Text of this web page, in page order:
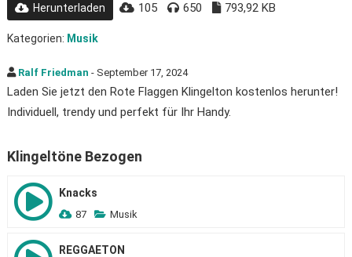
Herunterladen 105 650 793,92 KB
Kategorien: Musik
Ralf Friedman - September 17, 2024
Laden Sie jetzt den Rote Flaggen Klingelton kostenlos herunter!
Individuell, trendy und perfekt für Ihr Handy.
Klingeltöne Bezogen
Knacks
87 Musik
REGGAETON